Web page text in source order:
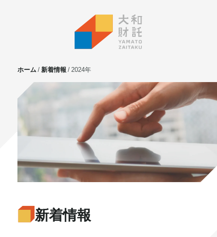
サービス
不動産投資
⼟地活⽤
賃貸管理
実需用戸建・マンション
ホテル事業
お客様の声
ホーム 新着情報 2024年
新着情報